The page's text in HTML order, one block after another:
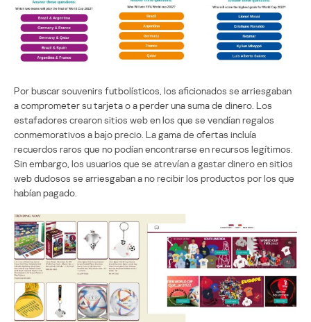
Por buscar souvenirs futbolísticos, los aficionados se arriesgaban
a comprometer su tarjeta o a perder una suma de dinero. Los
estafadores crearon sitios web en los que se vendían regalos
conmemorativos a bajo precio. La gama de ofertas incluía
recuerdos raros que no podían encontrarse en recursos legítimos.
Sin embargo, los usuarios que se atrevían a gastar dinero en sitios
web dudosos se arriesgaban a no recibir los productos por los que
habían pagado.